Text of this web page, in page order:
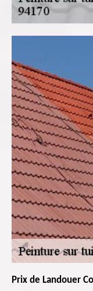
Prix de Landouer